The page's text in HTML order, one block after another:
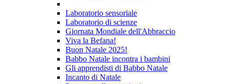
Laboratorio sensoriale
Laboratorio di scienze
Giornata Mondiale dell'Abbraccio
Viva la Befana!
Buon Natale 2025!
Babbo Natale incontra i bambini
Gli apprendisti di Babbo Natale
Incanto di Natale